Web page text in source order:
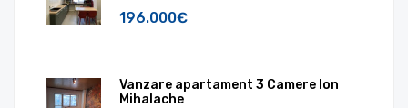
196.000€
Vanzare apartament 3 Camere Ion
Mihalache